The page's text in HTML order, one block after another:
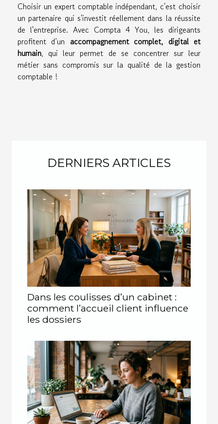
Choisir un expert comptable indépendant, c'est choisir
un partenaire qui s'investit réellement dans la réussite
de l'entreprise. Avec Compta 4 You, les dirigeants
profitent d’un accompagnement complet, digital et
humain, qui leur permet de se concentrer sur leur
métier sans compromis sur la qualité de la gestion
comptable !
DERNIERS ARTICLES
Dans les coulisses d’un cabinet :
comment l’accueil client influence
les dossiers